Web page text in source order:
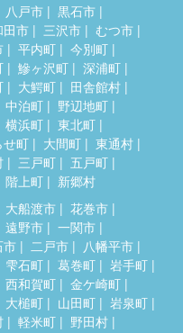
八戸市
黒石市
田市 三沢市
むつ市
平内町
今別町
鰺ヶ沢町
深浦町
大鰐町
田舎館村
中泊町
野辺地町
横浜町
東北町
せ町 大間町
東通村
三戸町
五戸町
階上町 新郷村
大船渡市
花巻市
遠野市
一関市
市 二戸市
八幡平市
雫石町 葛巻町
岩手町
西和賀町
金ケ崎町
大槌町 山田町
岩泉町
軽米町
野田村